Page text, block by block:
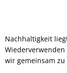
Nachhaltigkeit
wir gemeinsam